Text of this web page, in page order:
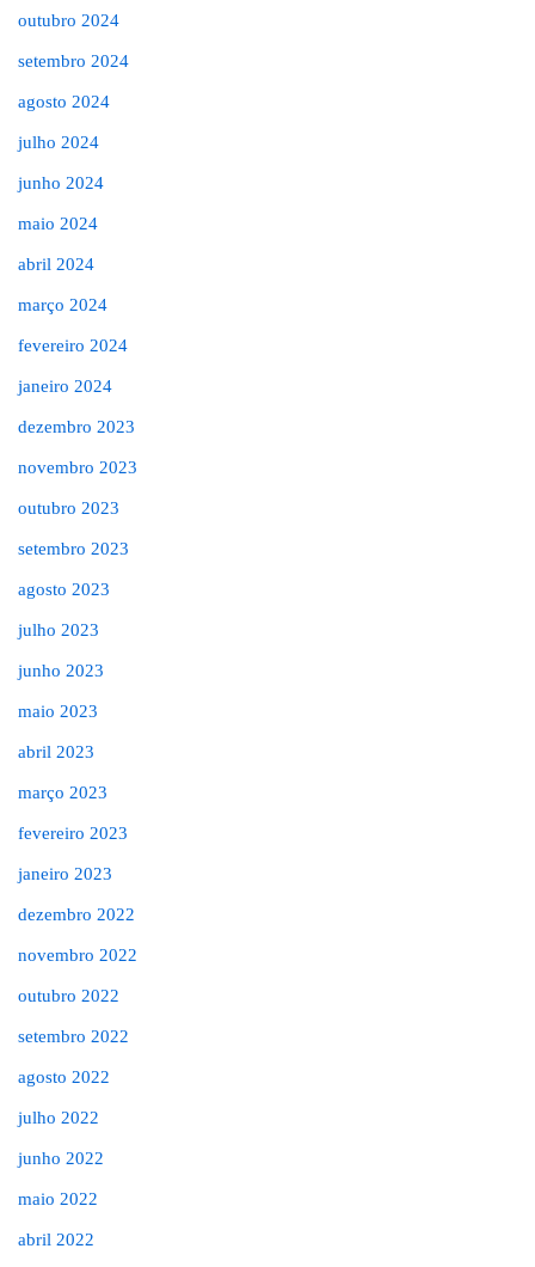
outubro 2024
setembro 2024
agosto 2024
julho 2024
junho 2024
maio 2024
abril 2024
março 2024
fevereiro 2024
janeiro 2024
dezembro 2023
novembro 2023
outubro 2023
setembro 2023
agosto 2023
julho 2023
junho 2023
maio 2023
abril 2023
março 2023
fevereiro 2023
janeiro 2023
dezembro 2022
novembro 2022
outubro 2022
setembro 2022
agosto 2022
julho 2022
junho 2022
maio 2022
abril 2022